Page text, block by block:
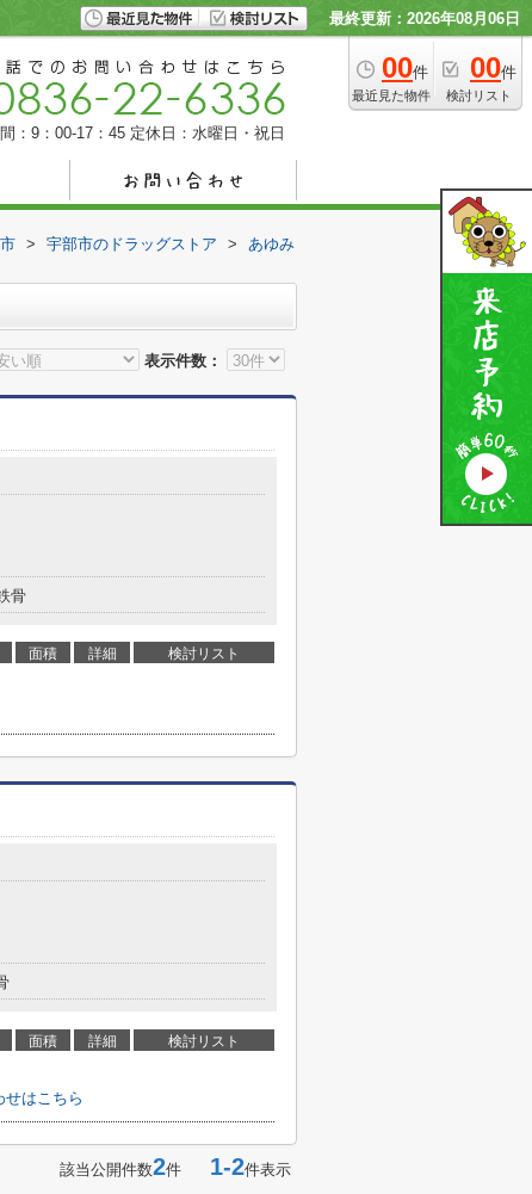
最終更新：2026年08月06日
00件
最近見た物件
00件
検討リスト
：9：00-17：45 定休日：水曜日・祝日
> 宇部市のドラッグストア >
あゆみ
表示件数：
骨
面積 詳細 検討リスト
面積 詳細 検討リスト
はこちら
該当公開件数2件 1-2件表示